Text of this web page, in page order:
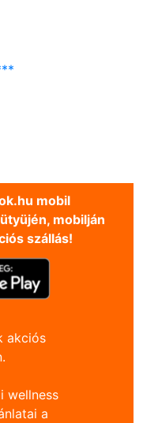
mobil
mobilján
szállás!
akciós
wellness
a